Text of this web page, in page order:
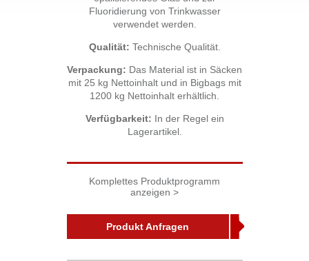
Fluoridierung von Trinkwasser
verwendet werden.
Qualität: Technische Qualität.
Verpackung: Das Material ist in Säcken
mit 25 kg Nettoinhalt und in Bigbags mit
1200 kg Nettoinhalt erhältlich.
Verfügbarkeit: In der Regel ein
Lagerartikel.
Komplettes Produktprogramm
anzeigen >
Produkt Anfragen